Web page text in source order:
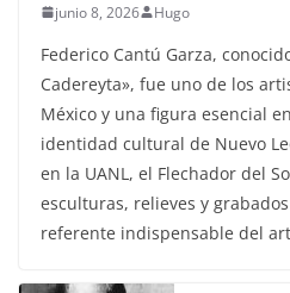
junio 8, 2026 Hugo
Federico Cantú Garza,
Cadereyta», fue uno de los
México y una figura esencial
identidad cultural de Nuevo
en la UANL, el Flechador del
esculturas, relieves y
referente indispensable del